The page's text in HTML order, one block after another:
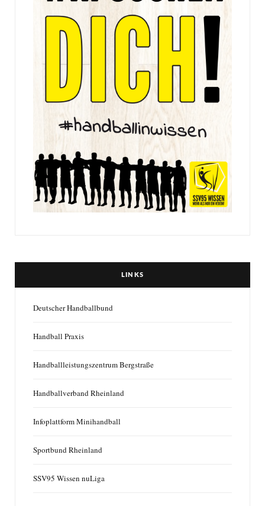
LINKS
Deutscher Handballbund
Handball Praxis
Handballleistungszentrum Bergstraße
Handballverband Rheinland
Infoplattform Minihandball
Sportbund Rheinland
SSV95 Wissen nuLiga